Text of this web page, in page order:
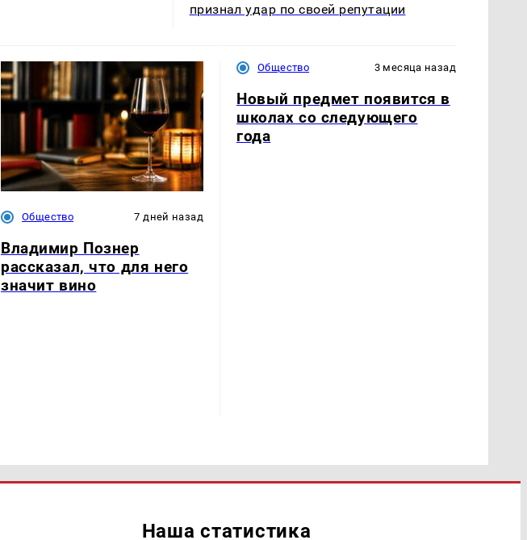
признал удар по своей репутации
Общество 7 дней назад
Владимир Познер
рассказал, что для него
значит вино
Общество 3 месяца назад
Новый предмет появится в
школах со следующего
года
Наша статистика